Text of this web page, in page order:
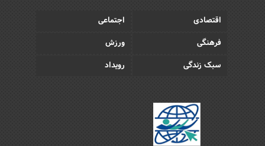
اقتصادی
اجتماعی
فرهنگی
ورزش
سبک زندگی
رویداد